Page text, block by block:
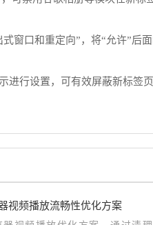
窗口和重定向”，将“允许”后
进行设置，可有效屏蔽新标签
视频播放流畅性优化方案